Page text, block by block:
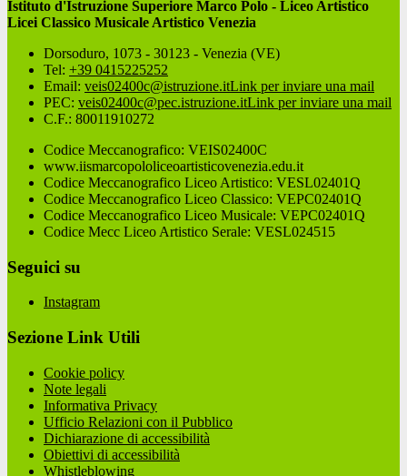
Istituto d'Istruzione Superiore Marco Polo - Liceo Artistico
Licei Classico Musicale Artistico Venezia
Dorsoduro, 1073 - 30123 - Venezia (VE)
Tel: +39 0415225252
Email: veis02400c@istruzione.itLink per inviare una mail
PEC: veis02400c@pec.istruzione.itLink per inviare una mail
C.F.: 80011910272
Codice Meccanografico: VEIS02400C
www.iismarcopololiceoartisticovenezia.edu.it
Codice Meccanografico Liceo Artistico: VESL02401Q
Codice Meccanografico Liceo Classico: VEPC02401Q
Codice Meccanografico Liceo Musicale: VEPC02401Q
Codice Mecc Liceo Artistico Serale: VESL024515
Seguici su
Instagram
Sezione Link Utili
Cookie policy
Note legali
Informativa Privacy
Ufficio Relazioni con il Pubblico
Dichiarazione di accessibilità
Obiettivi di accessibilità
Whistleblowing